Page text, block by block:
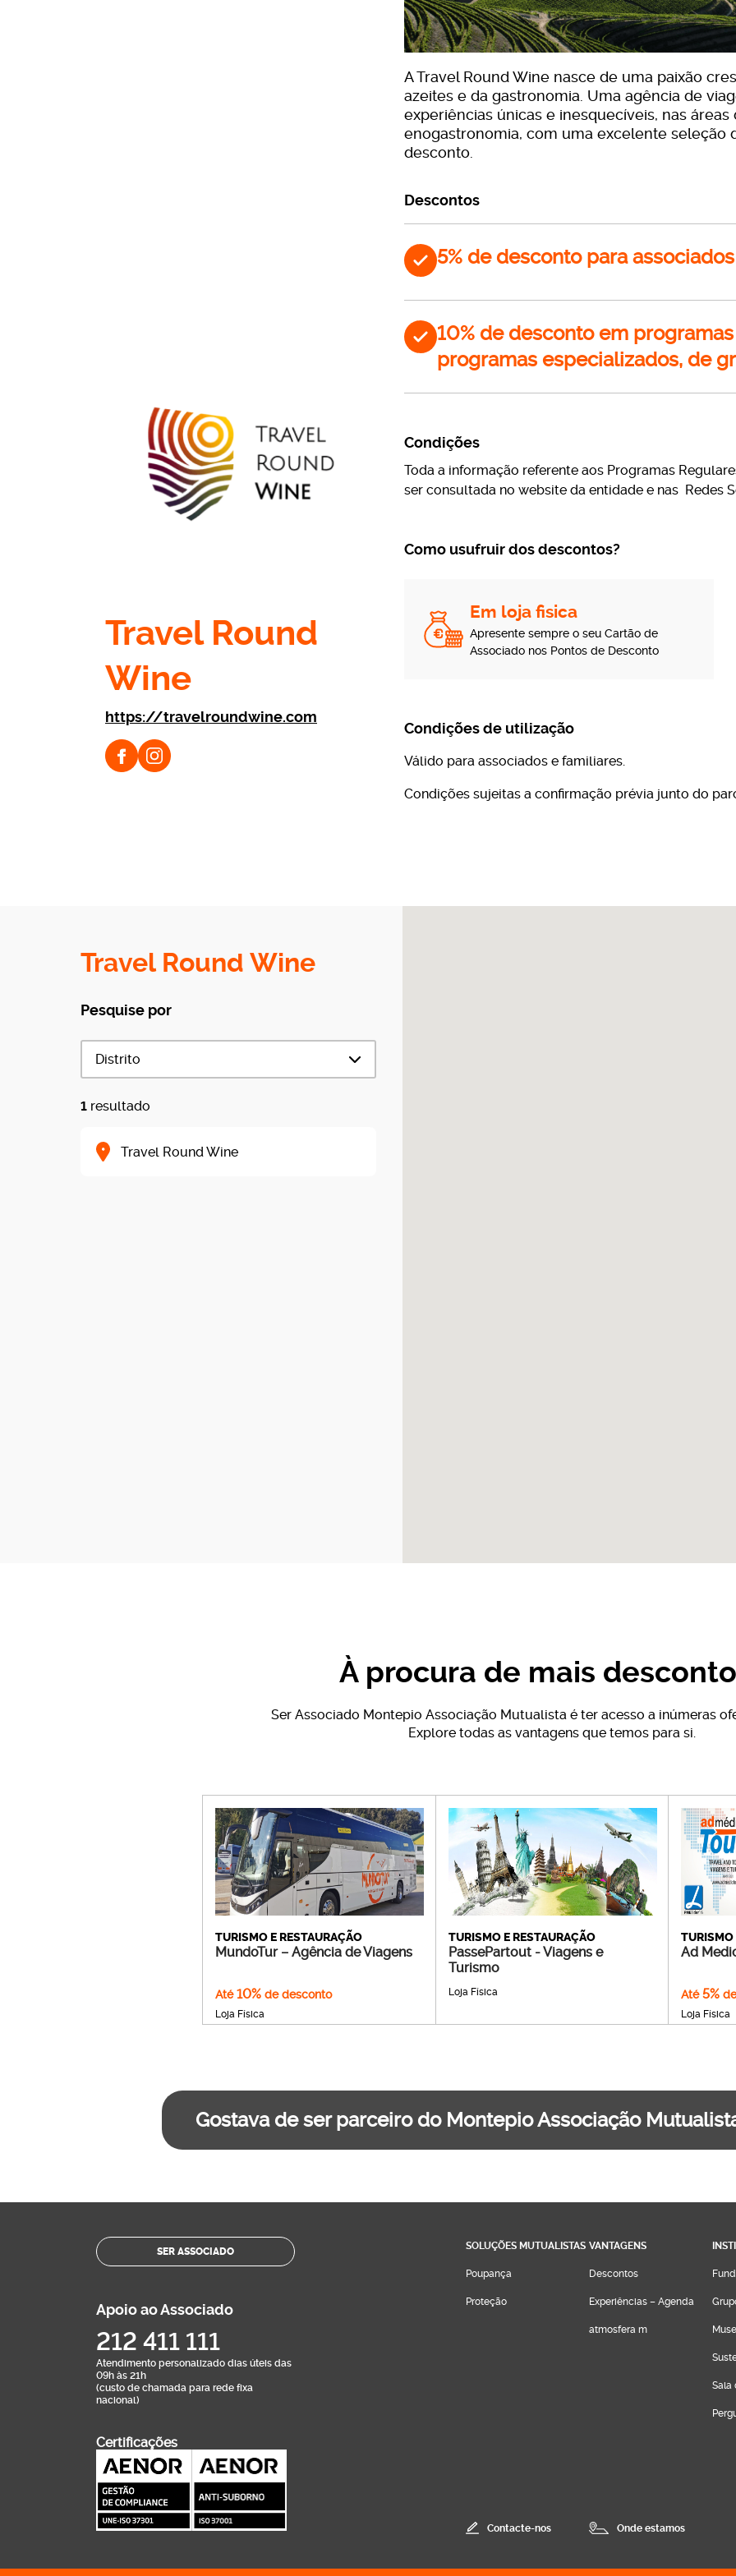
Travel Round
Wine
https://travelroundwine.com
Link Facebook Travel Round Wine
A Travel Round Wine nasce de uma paixão
azeites e da gastronomia. Uma agência de
experiências únicas e inesquecíveis, nas
enogastronomia, com uma excelente seleção
desconto.
Descontos
5% de desconto para
10% de desconto em
programas especializados, de
Condições
Toda a informação referente aos Programas
ser consultada no website da entidade e nas Redes
Como usufruir dos descontos?
Em loja fisica
Apresente sempre o seu Cartão de
Associado nos Pontos de Desconto
Condições de utilização
Válido para associados e familiares.
Condições sujeitas a confirmação prévia junto do
Travel Round Wine
Pesquise por
Distrito
1 resultado
Travel Round Wine
À procura de mais
Ser Associado Montepio Associação Mutualista é ter acesso a inúmeras
Explore todas as vantagens que temos para si.
TURISMO E RESTAURAÇÃO
MundoTur – Agência de Viagens
Até10% de desconto
Loja Física
TURISMO E RESTAURAÇÃO
PassePartout - Viagens e
Turismo
Loja Física
TURISMO
Ad
Até5%
Loja Física
Gostava de ser parceiro do Montepio Associação
SER ASSOCIADO
Apoio ao Associado
212 411 111
Atendimento personalizado dias úteis das
09h às 21h
(custo de chamada para rede fixa
nacional)
Certificações
SOLUÇÕES MUTUALISTAS
Poupança
Proteção
VANTAGENS
Descontos
Experiências – Agenda
atmosfera m
Sala
Contacte-nos Onde estamos